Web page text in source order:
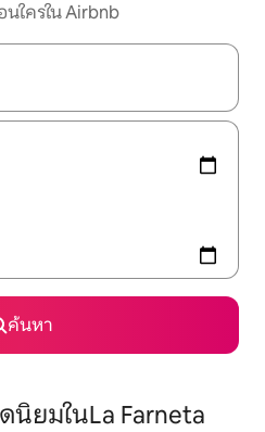
ใครใน Airbnb
สหรือปัด เพื่อสำรวจผลการค้นหา
ค้นหา
ยมในLa Farneta